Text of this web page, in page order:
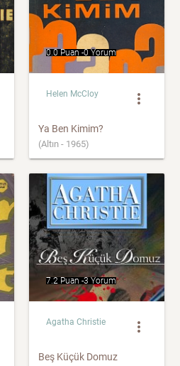
0.0 Puan -0 Yorum
Helen McCloy more_vert
Ya Ben Kimim?
(Altın - 1965)
7.2 Puan -3 Yorum
Agatha Christie more_vert
Beş Küçük Domuz